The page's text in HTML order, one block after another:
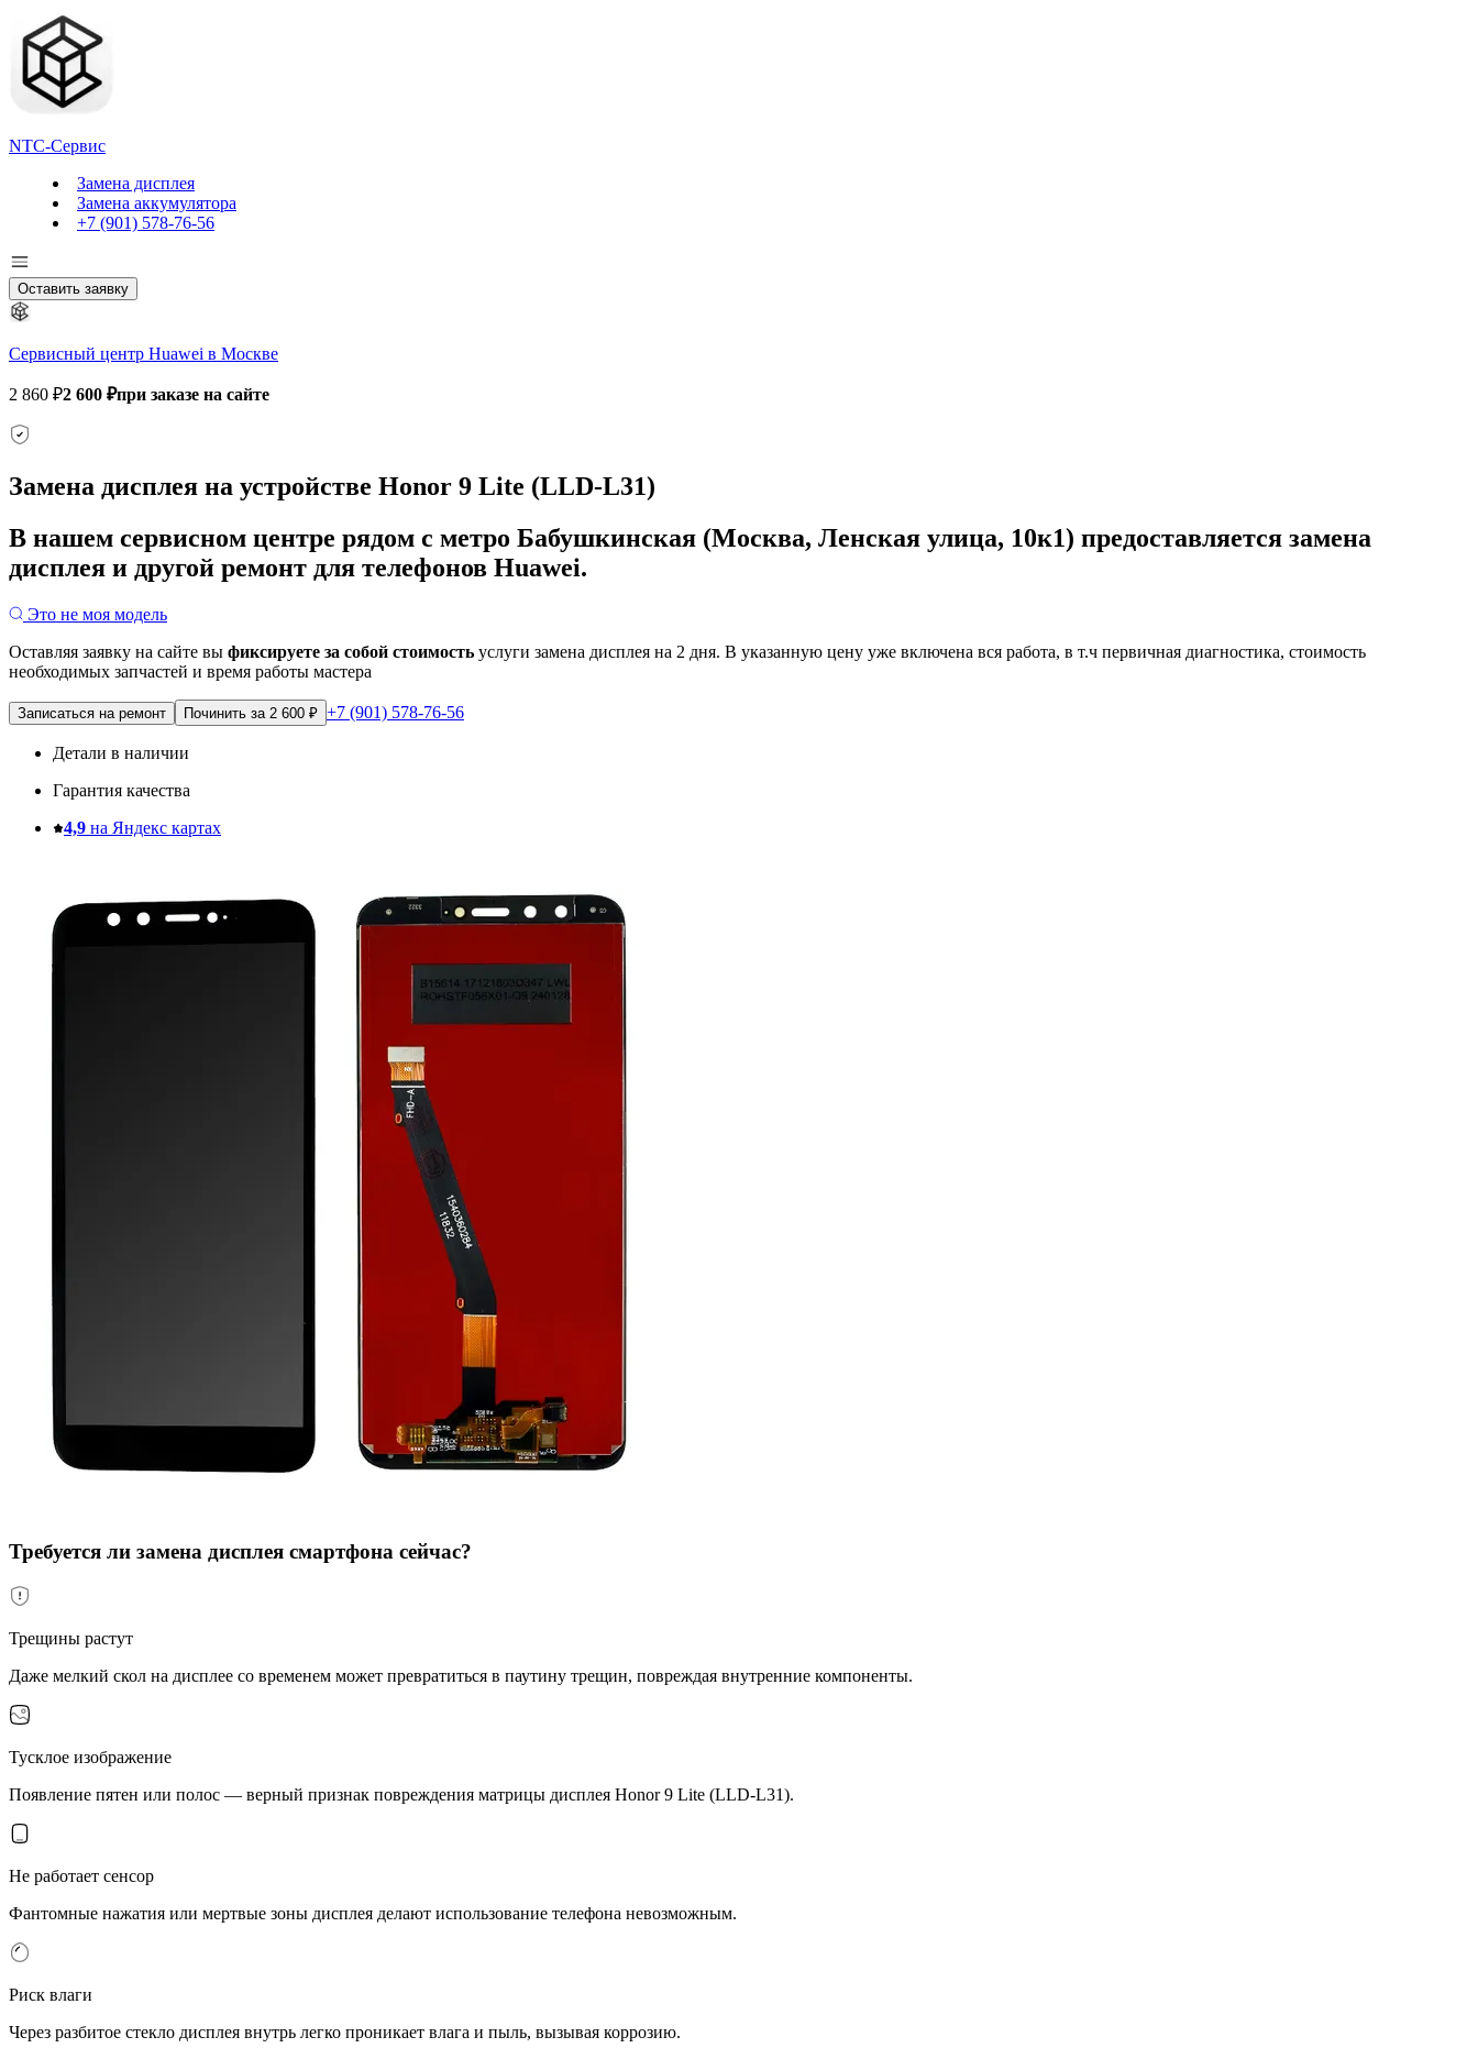
NTC-Сервис
Замена дисплея
Замена аккумулятора
+7 (901) 578-76-56
Оставить заявку
Сервисный центр Huawei в Москве
2 860 ₽2 600 ₽при заказе на сайте
Замена дисплея на устройстве Honor 9 Lite (LLD-L31)
В нашем сервисном центре рядом с метро Бабушкинская (Москва, Ленская улица, 10к1) предоставляется замена
дисплея и другой ремонт для телефонов Huawei.
Это не моя модель
Оставляя заявку на сайте вы фиксируете за собой стоимость услуги замена дисплея на 2 дня. В указанную цену уже включена вся работа, в т.ч первичная диагностика, стоимость
необходимых запчастей и время работы мастера
Записаться на ремонт Починить за 2 600 ₽ +7 (901) 578-76-56
Детали в наличии
Гарантия качества
4,9 на Яндекс картах
Требуется ли замена дисплея смартфона сейчас?
Трещины растут
Даже мелкий скол на дисплее со временем может превратиться в паутину трещин, повреждая внутренние компоненты.
Тусклое изображение
Появление пятен или полос — верный признак повреждения матрицы дисплея Honor 9 Lite (LLD-L31).
Не работает сенсор
Фантомные нажатия или мертвые зоны дисплея делают использование телефона невозможным.
Риск влаги
Через разбитое стекло дисплея внутрь легко проникает влага и пыль, вызывая коррозию.